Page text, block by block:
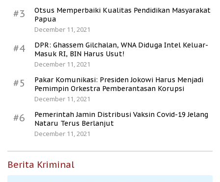
#3
Otsus Memperbaiki Kualitas Pendidikan Masyarakat
Papua
December 11, 2021
#4
DPR: Ghassem Gilchalan, WNA Diduga Intel Keluar-
Masuk RI, BIN Harus Usut!
December 11, 2021
#5
Pakar Komunikasi: Presiden Jokowi Harus Menjadi
Pemimpin Orkestra Pemberantasan Korupsi
December 11, 2021
#6
Pemerintah Jamin Distribusi Vaksin Covid-19 Jelang
Nataru Terus Berlanjut
December 11, 2021
Berita Kriminal